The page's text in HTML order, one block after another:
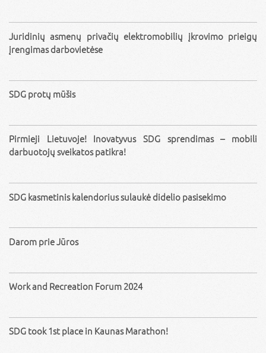
Juridinių asmenų privačių elektromobilių įkrovimo prieigų
įrengimas darbovietėse
SDG protų mūšis
Pirmieji Lietuvoje! Inovatyvus SDG sprendimas – mobili
darbuotojų sveikatos patikra!
SDG kasmetinis kalendorius sulaukė didelio pasisekimo
Darom prie Jūros
Work and Recreation Forum 2024
SDG took 1st place in Kaunas Marathon!